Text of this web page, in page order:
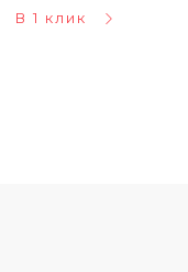
В 1 клик